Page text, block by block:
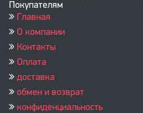
Покупателям
Главная
О компании
Контакты
Оплата
доставка
обмен и возврат
конфиденциальность